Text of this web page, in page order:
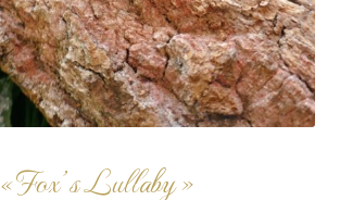
« Fox’s Lullaby »